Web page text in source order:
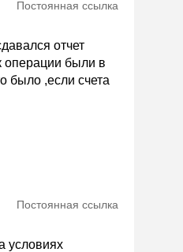
Постоянная ссылка
отчет
операции были в
было ,если счета
Постоянная ссылка
условиях